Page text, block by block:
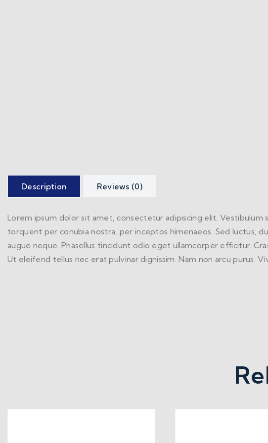
Description Reviews (0)
Lorem ipsum dolor sit amet, consectetur adipiscing elit.
torquent per conubia nostra, per inceptos himenaeos. Sed luctus,
augue neque. Phasellus tincidunt odio eget ullamcorper efficitur.
Ut eleifend tellus nec erat pulvinar dignissim. Nam non arcu purus.